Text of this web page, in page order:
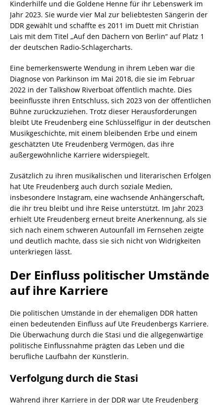
Kinderhilfe und die Goldene Henne für ihr Lebenswerk im
Jahr 2023. Sie wurde vier Mal zur beliebtesten Sängerin der
DDR gewählt und schaffte es 2011 im Duett mit Christian
Lais mit dem Titel „Auf den Dächern von Berlin“ auf Platz 1
der deutschen Radio-Schlagercharts.
Eine bemerkenswerte Wendung in ihrem Leben war die
Diagnose von Parkinson im Mai 2018, die sie im Februar
2022 in der Talkshow Riverboat öffentlich machte. Dies
beeinflusste ihren Entschluss, sich 2023 von der öffentlichen
Bühne zurückzuziehen. Trotz dieser Herausforderungen
bleibt Ute Freudenberg eine Schlüsselfigur in der deutschen
Musikgeschichte, mit einem bleibenden Erbe und einem
geschätzten Ute Freudenberg Vermögen, das ihre
außergewöhnliche Karriere widerspiegelt.
Zusätzlich zu ihren musikalischen und literarischen Erfolgen
hat Ute Freudenberg auch durch soziale Medien,
insbesondere Instagram, eine wachsende Anhängerschaft,
die ihr treu bleibt und ihre Reise unterstützt. Im Jahr 2023
erhielt Ute Freudenberg erneut breite Anerkennung, als sie
sich nach einem schweren Autounfall im Fernsehen zeigte
und deutlich machte, dass sie sich nicht von Widrigkeiten
unterkriegen lässt.
Der Einfluss politischer Umstände
auf ihre Karriere
Die politischen Umstände in der ehemaligen DDR hatten
einen bedeutenden Einfluss auf Ute Freudenbergs Karriere.
Die Überwachung durch die Stasi und die allgegenwärtige
politische Einflussnahme prägten das Leben und die
berufliche Laufbahn der Künstlerin.
Verfolgung durch die Stasi
Während ihrer Karriere in der DDR war Ute Freudenberg